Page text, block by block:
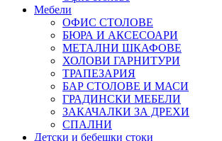
Мебели
ОФИС СТОЛОВЕ
БЮРА И АКСЕСОАРИ
МЕТАЛНИ ШКАФОВЕ
ХОЛОВИ ГАРНИТУРИ
ТРАПЕЗАРИЯ
БАР СТОЛОВЕ И МАСИ
ГРАДИНСКИ МЕБЕЛИ
ЗАКАЧАЛКИ ЗА ДРЕХИ
СПАЛНИ
Детски и бебешки стоки